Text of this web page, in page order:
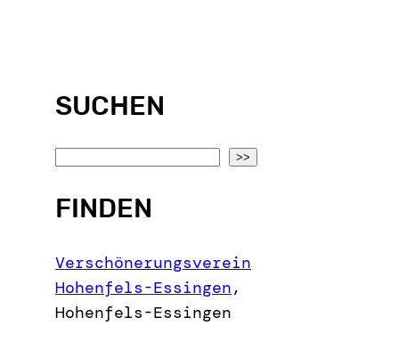
SUCHEN
a
c
h
>>
FINDEN
Verschönerungsverein
Hohenfels-Essingen,
Hohenfels-Essingen